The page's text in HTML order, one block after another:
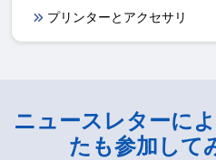
プリンターとアクセサリ
ニュースレターに
たも参加して